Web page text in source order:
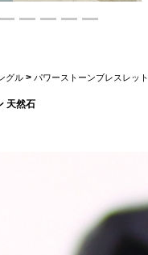
グル > パワーストーンブレスレット
天然石